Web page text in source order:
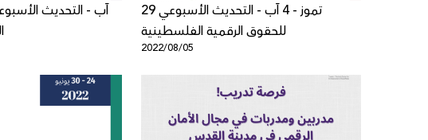
29 تموز - 4 آب - التحديث الأسبوعي
للحقوق الرقمية الفلسطينية
2022/08/05